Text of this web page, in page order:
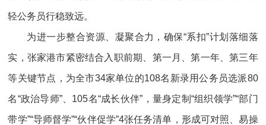
轻公务员行稳致远。
为进一步整合资源、凝聚合力，确保“系扣”计划落细落
实，张家港市紧密结合入职前期、第一月、第一年、第三年
等关键节点，为全市34家单位的108名新录用公务员选派80
名“政治导师”、105名“成长伙伴”，量身定制“组织领学”“部门
带学”“导师督学”“伙伴促学”4张任务清单，形成可对照、易操